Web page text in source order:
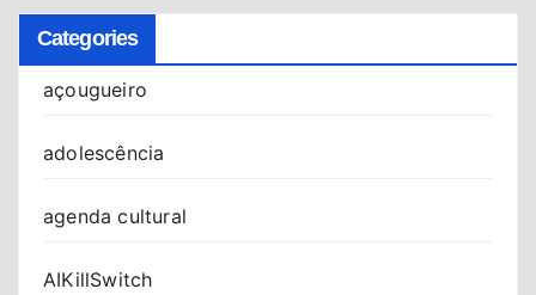
Categories
açougueiro
adolescência
agenda cultural
AIKillSwitch